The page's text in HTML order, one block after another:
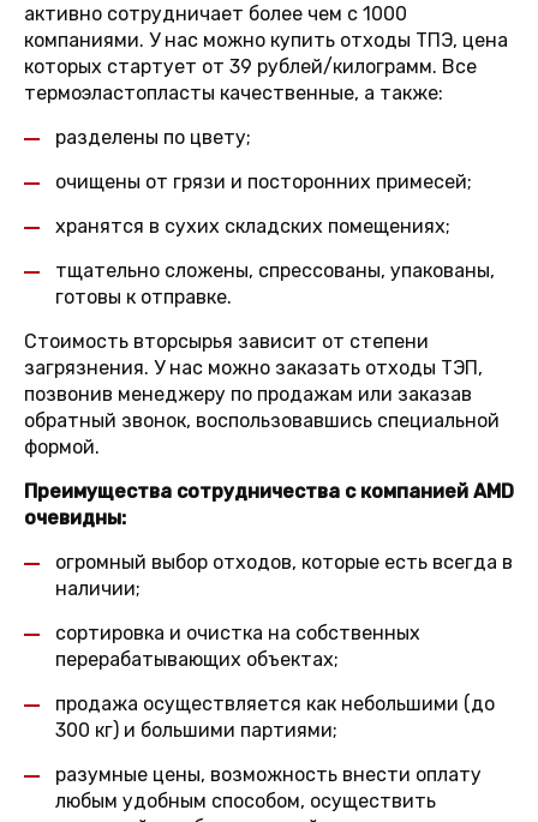
активно сотрудничает более чем с 1000
компаниями. У нас можно купить отходы ТПЭ, цена
которых стартует от 39 рублей/килограмм. Все
термоэластопласты качественные, а также:
разделены по цвету;
очищены от грязи и посторонних примесей;
хранятся в сухих складских помещениях;
тщательно сложены, спрессованы, упакованы,
готовы к отправке.
Стоимость вторсырья зависит от степени
загрязнения. У нас можно заказать отходы ТЭП,
позвонив менеджеру по продажам или заказав
обратный звонок, воспользовавшись специальной
формой.
Преимущества сотрудничества с компанией AMD
очевидны:
огромный выбор отходов, которые есть всегда в
наличии;
сортировка и очистка на собственных
перерабатывающих объектах;
продажа осуществляется как небольшими (до
300 кг) и большими партиями;
разумные цены, возможность внести оплату
любым удобным способом, осуществить